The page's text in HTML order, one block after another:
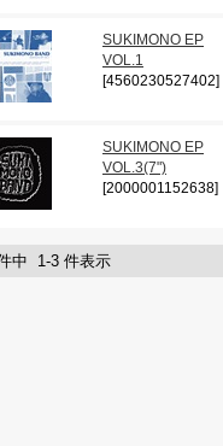
SUKIMONO EP
VOL.1
[4560230527402]
SUKIMONO EP
VOL.3(7")
[2000001152638]
中 1-3 件表示